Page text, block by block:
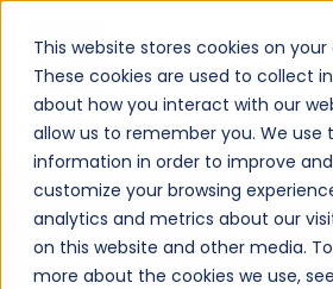
This website stores cookies on
These cookies are used to collect
about how you interact with our
allow us to remember you. We use
information in order to improve and
customize your browsing
analytics and metrics about our
on this website and other media.
more about the cookies we use,
To pole wyszukiwania z dołączoną funkcją
Brak sugerowanych wyników,